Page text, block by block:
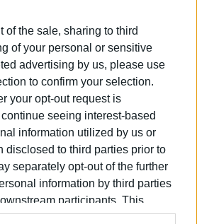
of the sale, sharing to third
of your personal or sensitive
advertising by us, please use
to confirm your selection.
your opt-out request is
seeing interest-based
information utilized by us or
disclosed to third parties prior to
separately opt-out of the further
information by third parties
participants. This
be disclosed by us to third parties
σε ένα ιερό συμβαδίζει με την
Είτε από φθαρτά υλικά, όπως
είτε από πηλό, μέταλλο,
αποκαλύφθηκαν είναι:
που χρονολογούνται ανάμεσα
Αποτελούν αναθήματα
θεοτήτων. Αποτελούν
και χαμηλής αξίας και
χώρο, την Κύπρο και την